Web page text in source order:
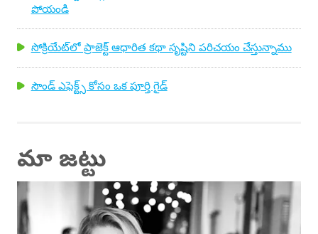
పోయండి
సోక్రియేట్‌లో ప్రాజెక్ట్ ఆధారిత కథా సృష్టిని పరిచయం చేస్తున్నాము
సౌండ్ ఎఫెక్ట్స్ కోసం ఒక పూర్తి గైడ్
మా జట్టు